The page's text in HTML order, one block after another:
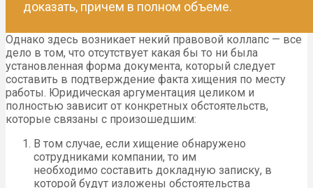
доказать, причем в полном объеме.
Однако здесь возникает некий правовой коллапс — все
дело в том, что отсутствует какая бы то ни была
установленная форма документа, который следует
составить в подтверждение факта хищения по месту
работы. Юридическая аргументация целиком и
полностью зависит от конкретных обстоятельств,
которые связаны с произошедшим:
В том случае, если хищение обнаружено
сотрудниками компании, то им
необходимо составить докладную записку, в
которой будут изложены обстоятельства